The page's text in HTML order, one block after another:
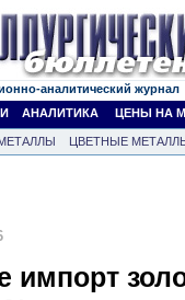
аналитический журнал
АНАЛИТИКА ЦЕНЫ НА
ЦВЕТНЫЕ
импорт